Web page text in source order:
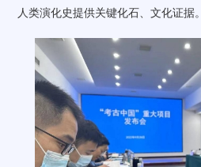
人类演化史提供关键化石、文化证据。